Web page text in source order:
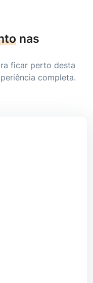
nas
ficar perto desta
completa.